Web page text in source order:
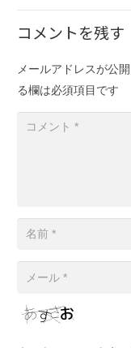
コメントを残す
メールアドレスが公
る欄は必須項目です